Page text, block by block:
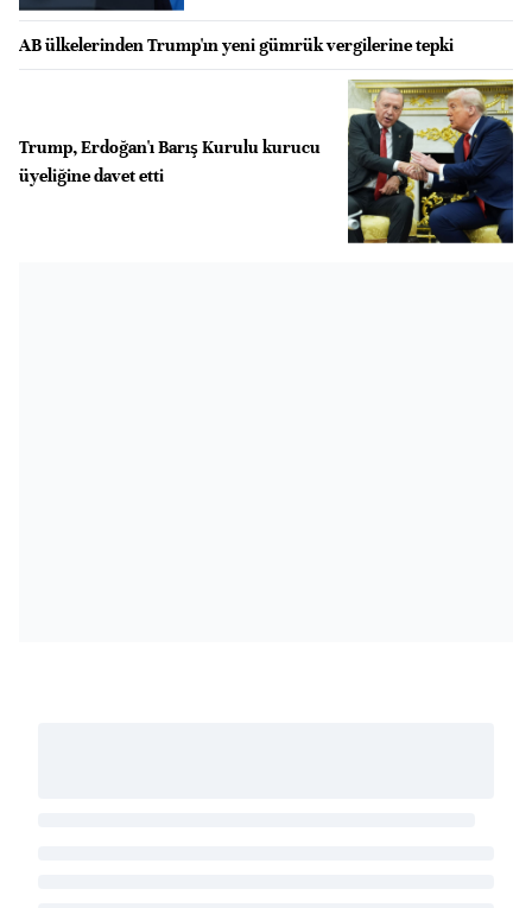
AB ülkelerinden Trump'ın yeni gümrük vergilerine tepki
Trump, Erdoğan'ı Barış Kurulu kurucu
üyeliğine davet etti